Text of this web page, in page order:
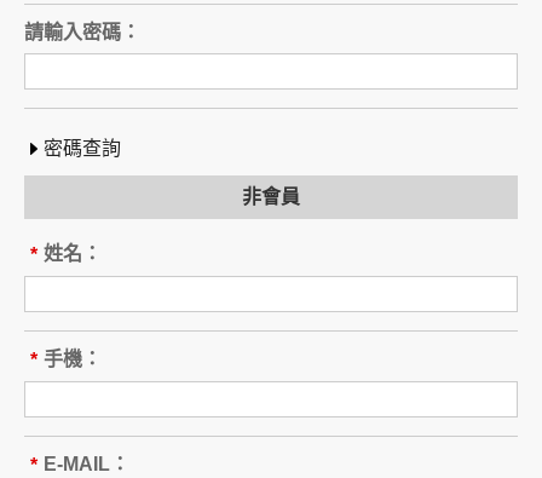
間
間
請輸入密碼：
密碼查詢
非會員
* 姓名：
* 手機：
* E-MAIL：